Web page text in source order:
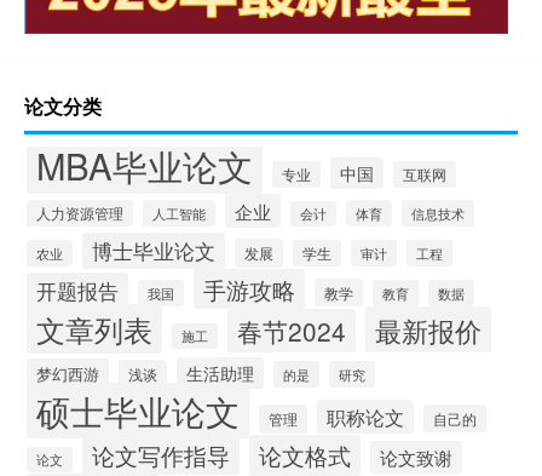
论文分类
MBA毕业论文 专业 中国
互联网
人力资源管理
人工智能 企业 会计 体育 信息技术
农业 博士毕业论文 发展 学生 审计 工程
开题报告 我国 手游攻略 教学 教育 数据
文章列表 施工 春节2024 最新报价
梦幻西游 浅谈 生活助理 的是 研究
硕士毕业论文 管理 职称论文 自己的
论文 论文写作指导 论文格式 论文致谢